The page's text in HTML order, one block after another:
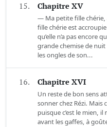
15. Chapitre XV
— Ma petite fille chérie,
fille chérie est
qu’elle n’a pas encore
grande chemise de
les ongles de son...
16. Chapitre XVI
Un reste de bon sens
sonner chez Rézi. Mais
puisque c’est le mien,
avant les gaffes, à